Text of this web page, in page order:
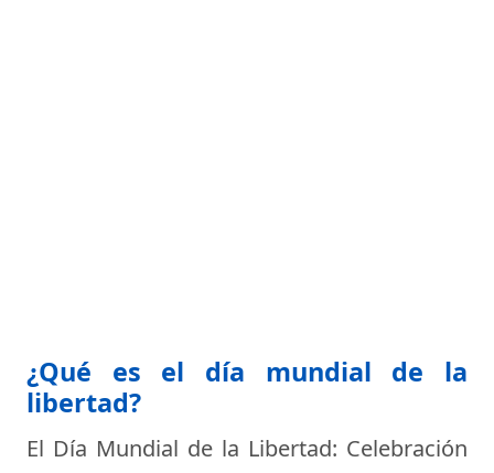
¿Qué es el día mundial de la
libertad?
El Día Mundial de la Libertad: Celebración